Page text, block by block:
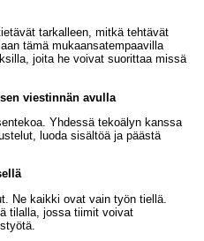
luominen
ja dokumentaatio
luominen
tarkalleen, mitkä tehtävät
tämä mukaansatempaavilla
joita he voivat suorittaa missä
viestinnän avulla
Yhdessä tekoälyn kanssa
luoda sisältöä ja päästä
Ne kaikki ovat vain työn tiellä.
tilalla, jossa tiimit voivat